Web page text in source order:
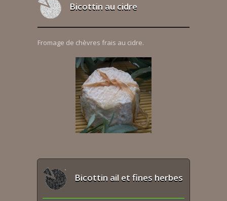
Bicottin au cidre
Fromage de chèvres frais au cidre.
Bicottin ail et fines herbes